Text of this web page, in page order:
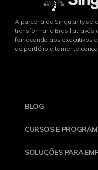
A parceria da Singularity se
transformar o Brasil através
fornecendo aos executivos
ao portfólio altamente
BLOG
CURSOS E
SOLUÇÕES PARA